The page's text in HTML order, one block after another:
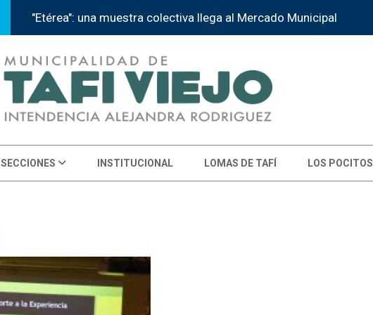
"Etérea": una muestra colectiva llega al Mercado Municipal
SECCIONES INSTITUCIONAL LOMAS DE TAFÍ LOS POCITOS